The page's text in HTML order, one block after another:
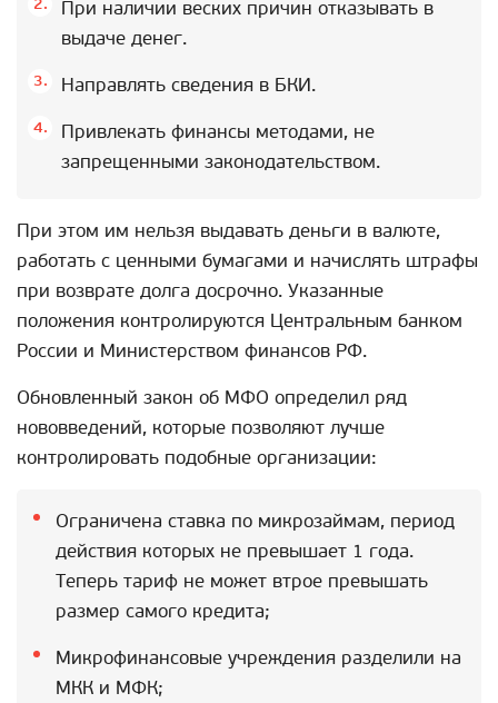
При наличии веских причин отказывать в
выдаче денег.
Направлять сведения в БКИ.
Привлекать финансы методами, не
запрещенными законодательством.
При этом им нельзя выдавать деньги в валюте,
работать с ценными бумагами и начислять штрафы
при возврате долга досрочно. Указанные
положения контролируются Центральным банком
России и Министерством финансов РФ.
Обновленный закон об МФО определил ряд
нововведений, которые позволяют лучше
контролировать подобные организации:
Ограничена ставка по микрозаймам, период
действия которых не превышает 1 года.
Теперь тариф не может втрое превышать
размер самого кредита;
Микрофинансовые учреждения разделили на
МКК и МФК;